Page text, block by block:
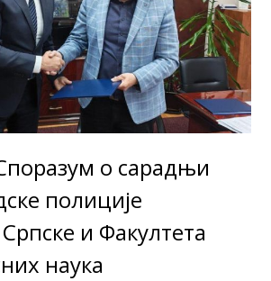
о сарадњи
полиције
и Факултета
наука